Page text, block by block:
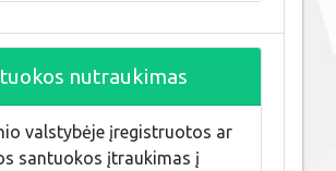
nutraukimas
valstybėje įregistruotos ar
santuokos įtraukimas į